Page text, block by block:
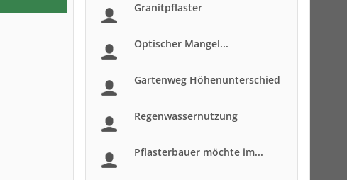
Granitpflaster
Optischer Mangel...
Gartenweg Höhenunterschied
Regenwassernutzung
Pflasterbauer möchte im...